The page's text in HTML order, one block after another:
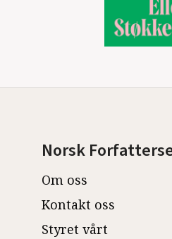
Norsk
Om oss
Kontakt oss
Styret vårt